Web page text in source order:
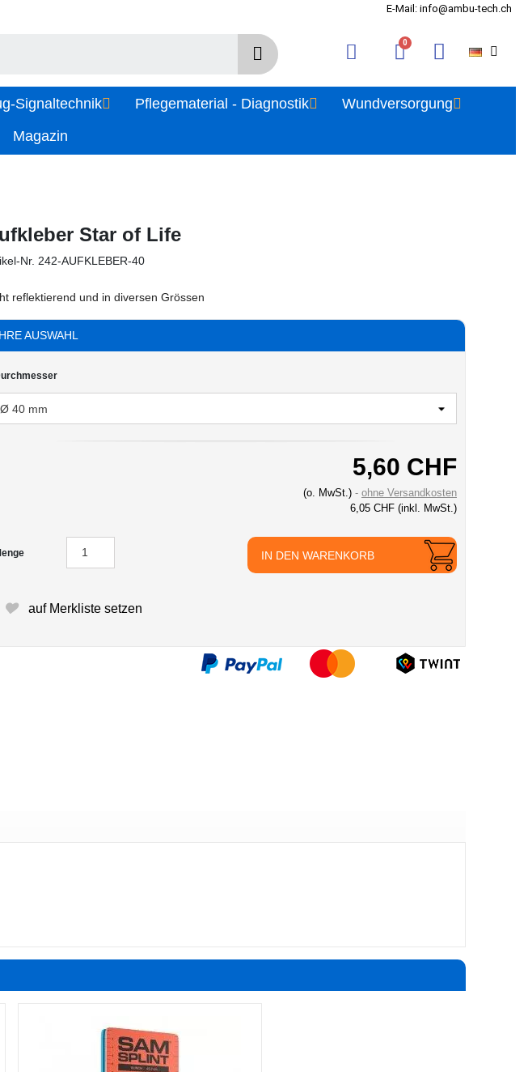
E-Mail: info@ambu-tech.ch
Signaltechnik Pflegematerial - Diagnostik
Wundversorgung
Magazin
Star of Life
Nr. 242-AUFKLEBER-40
reflektierend und in diversen Grössen
AUSWAHL
5,60 CHF
(o. MwSt.)
ohne Versandkosten
6,05 CHF (inkl. MwSt.)
IN DEN WARENKORB
auf Merkliste setzen